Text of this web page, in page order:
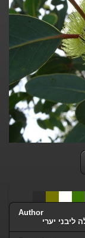
Author
ליבני יערי